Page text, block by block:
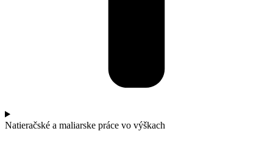
Natieračské a maliarske práce vo výškach